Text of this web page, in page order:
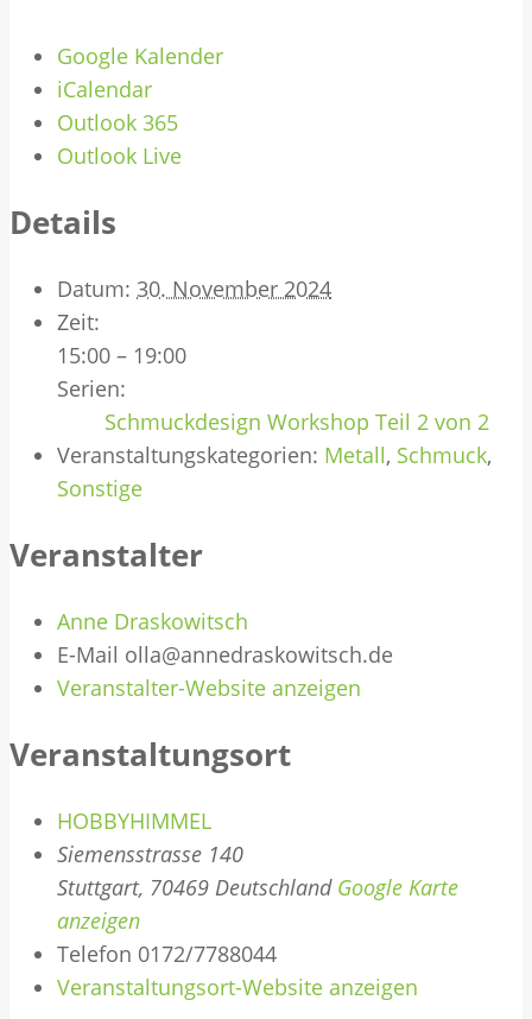
Google Kalender
iCalendar
Outlook 365
Outlook Live
Details
Datum: 30. November 2024
Zeit:
15:00 – 19:00
Serien:
Schmuckdesign Workshop Teil 2 von 2
Veranstaltungskategorien: Metall, Schmuck,
Sonstige
Veranstalter
Anne Draskowitsch
E-Mail olla@annedraskowitsch.de
Veranstalter-Website anzeigen
Veranstaltungsort
HOBBYHIMMEL
Siemensstrasse 140
Stuttgart, 70469 Deutschland Google Karte
anzeigen
Telefon 0172/7788044
Veranstaltungsort-Website anzeigen